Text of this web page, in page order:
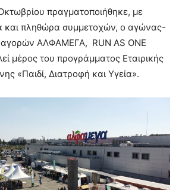
πραγματοποιήθηκε, με
και πληθώρα συμμετοχών, ο αγώνας-
ΑΛΦΑΜΕΓΑ, RUN AS ONE
μέρος του προγράμματος Εταιρικής
«Παιδί, Διατροφή και Υγεία».